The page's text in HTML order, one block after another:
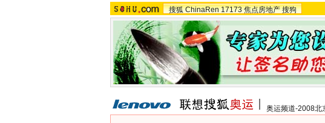
搜狐 ChinaRen 17173 焦点房地产 搜狗
奥运频道-2008北